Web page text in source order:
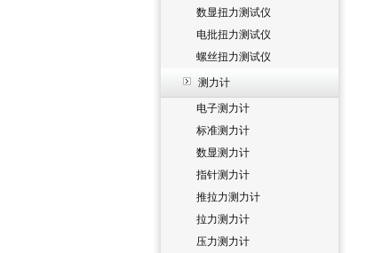
数显扭力测试仪
电批扭力测试仪
螺丝扭力测试仪
测力计
电子测力计
标准测力计
数显测力计
指针测力计
推拉力测力计
拉力测力计
压力测力计